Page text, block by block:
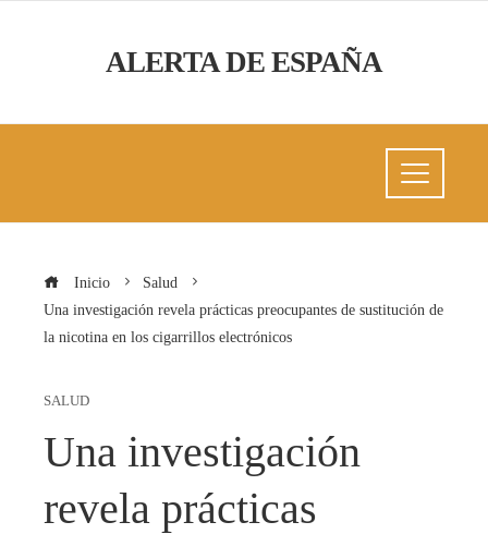
ALERTA DE ESPAÑA
Inicio
Salud
Una investigación revela prácticas preocupantes de sustitución de
la nicotina en los cigarrillos electrónicos
SALUD
Una investigación
revela prácticas